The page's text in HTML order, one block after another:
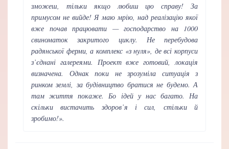
зможеш, тільки якщо любиш цю справу! За
примусом не вийде! Я маю мрію, над реалізацію якої
вже почав працювати — господарство на 1000
свиноматок закритого циклу. Не перебудова
радянської ферми, а комплекс «з нуля», де всі корпуси
з’єднані галереями. Проект вже готовий, локація
визначена. Однак поки не зрозуміла ситуація з
ринком землі, за будівництво братися не будемо. А
там життя покаже. Бо ідей у нас багато. На
скільки вистачить здоров’я і сил, стільки й
зробимо!».